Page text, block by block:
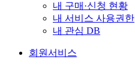
내 구매·신청 현황
내 서비스 사용권한
내 관심 DB
회원서비스